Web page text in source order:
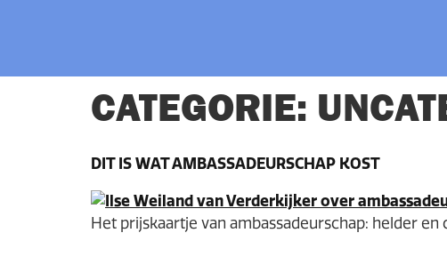
CATEGORIE:
DIT IS WAT AMBASSADEURSCHAP KOST
Het prijskaartje van ambassadeurschap: helder